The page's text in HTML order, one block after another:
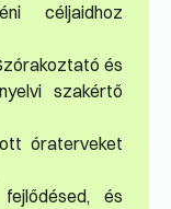
céljaidhoz
és
szakértő
óraterveket
és